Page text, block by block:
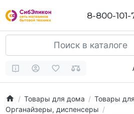
8-800-101-
Товары для дома
Товары
Органайзеры, диспенсеры
8-800-101-